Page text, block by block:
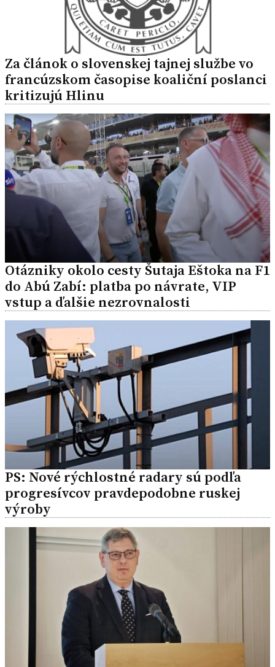
Za článok o slovenskej tajnej službe vo
francúzskom časopise koaliční poslanci
kritizujú Hlinu
Otázniky okolo cesty Šutaja Eštoka na F1
do Abú Zabí: platba po návrate, VIP
vstup a ďalšie nezrovnalosti
PS: Nové rýchlostné radary sú podľa
progresívcov pravdepodobne ruskej
výroby